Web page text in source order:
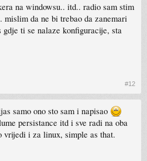
na windowsu.. itd.. radio sam stim
mislim da ne bi trebao da zanemari
ti se nalaze konfiguracije, sta
#12
samo ono sto sam i napisao
persistance itd i sve radi na oba
vrijedi i za linux, simple as that.